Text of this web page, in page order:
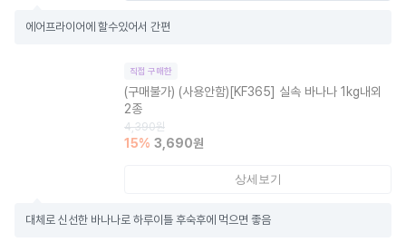
에어프라이어에 할수있어서 간편
직접 구매한
(구매불가) (사용안함)[KF365] 실속 바나나 1kg내외
2종
4,390원
15% 3,690원
상세보기
대체로 신선한 바나나로 하루이틀 후숙후에 먹으면 좋음